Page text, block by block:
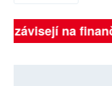
závisejí na